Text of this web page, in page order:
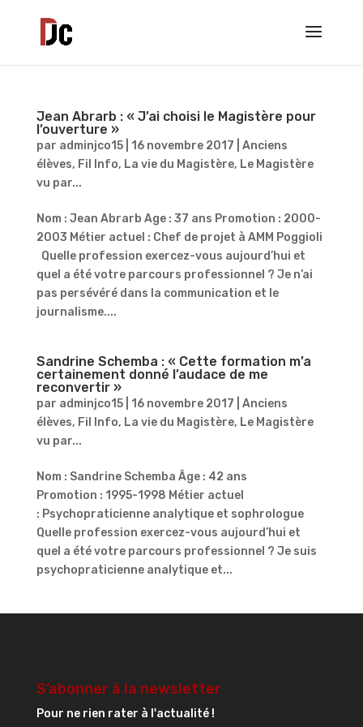
Jean Abrarb : « J’ai choisi le Magistère pour
l’ouverture »
par adminjco15| 16 novembre 2017
Anciens
élèves, Fil Info, La vie du Magistère, Le Magistère
vu par...
Nom : Jean Abrarb Age : 37 ans Promotion : 2000-
2003 Métier actuel : Chef de projet à AMM Poggioli
Quelle profession exercez-vous aujourd’hui et
quel a été votre parcours professionnel ? Je n’ai
pas persévéré dans la communication et le
journalisme....
Sandrine Schemba : « Cette formation m’a
certainement donné l’audace de me
reconvertir »
par adminjco15| 16 novembre 2017
Anciens
élèves, Fil Info, La vie du Magistère, Le Magistère
vu par...
Nom : Sandrine Schemba Âge : 42 ans
Promotion : 1995-1998 Métier actuel
: Psychopraticienne analytique et sophrologue
Quelle profession exercez-vous aujourd’hui et
quel a été votre parcours professionnel ? Je suis
psychopraticienne analytique et...
S’abonner à la newsletter
Pour ne rien rater à l'actualité !